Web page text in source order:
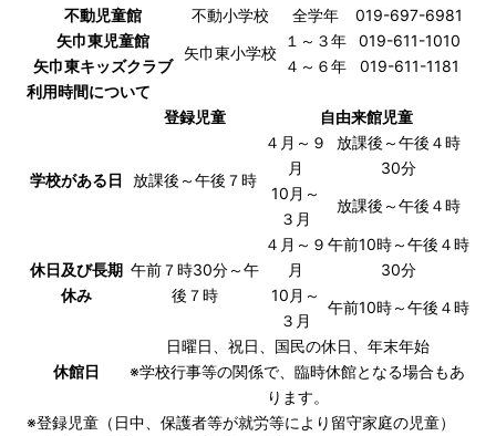
不動児童館
不動小学校 全学年
019-697-6981
矢巾東児童館
矢巾東小学校
１～３年
019-611-1010
矢巾東キッズクラブ
４～６年
019-611-1181
利用時間について
登録児童
自由来館児童
学校がある日 放課後～午後７時
４月～９
月
放課後～午後４時
30分
10月～
３月
放課後～午後４時
休日及び長期
休み
午前７時30分～午
後７時
４月～９
月
午前10時～午後４時
30分
10月～
３月
午前10時～午後４時
休館日
日曜日、祝日、国民の休日、年末年始
※学校行事等の関係で、臨時休館となる場合もあ
ります。
※登録児童（日中、保護者等が就労等により留守家庭の児童）